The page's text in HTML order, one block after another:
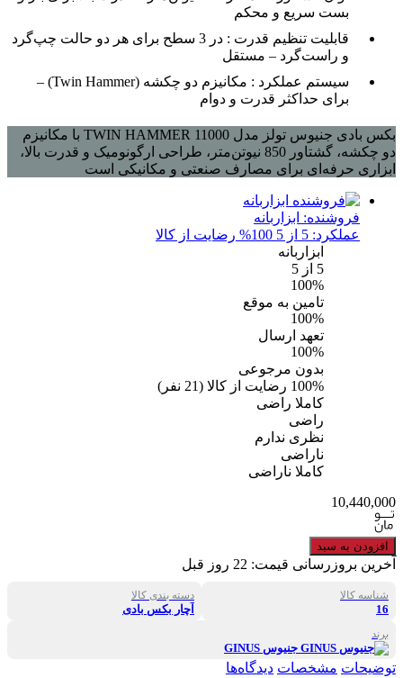
بست سریع و محکم
قابلیت تنظیم قدرت :
در 3 سطح برای هر دو حالت چپ‌گرد
و راست‌گرد – مستقل
سیستم عملکرد :
مکانیزم دو چکشه (Twin Hammer) –
برای حداکثر قدرت و دوام
بکس بادی جنیوس تولز مدل TWIN HAMMER 11000 با مکانیزم
دو چکشه، گشتاور 850 نیوتن‌متر، طراحی ارگونومیک و قدرت بالا،
ابزاری حرفه‌ای برای مصارف صنعتی و مکانیکی است
فروشنده: ابزاربانه
عملکرد: 5 از 5
100% رضایت از کالا
ابزاربانه
5 از 5
100%
تامین به موقع
100%
تعهد ارسال
100%
بدون مرجوعی
100% رضایت از کالا (
21 نفر)
کاملا راضی
راضی
نظری ندارم
ناراضی
کاملا ناراضی
10,440,000
افزودن به سبد
آخرین بروزرسانی قیمت: 22 روز قبل
شناسه کالا
16
دسته بندی کالا
آچار بکس بادی
برند
جنیوس GINUS
توضیحات مشخصات دیدگاه‌ها